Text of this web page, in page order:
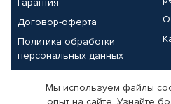
Договор-оферта
Политика обработки
персональных данных
О
Партнерам
Мы используем файлы
опыт на сайте. Узнайте